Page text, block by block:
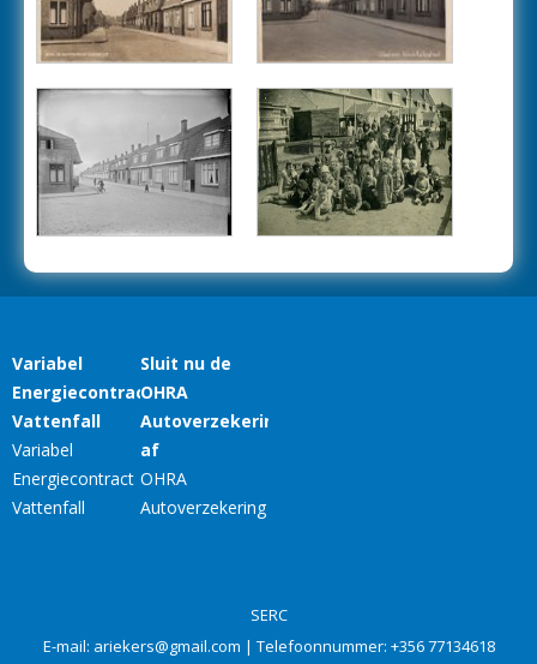
SERC
E-mail: ariekers@gmail.com | Telefoonnummer: +356 77134618